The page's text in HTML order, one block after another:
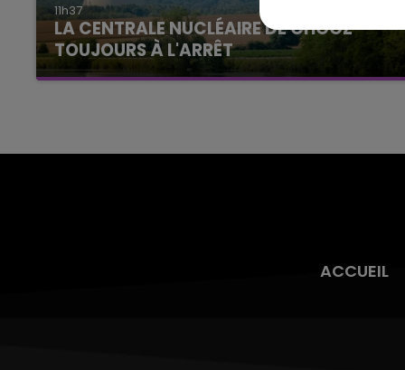
11h37
LA CENTRALE NUCLÉAIRE DE CHOOZ
TOUJOURS À L'ARRÊT
Cela fait déjà une semaine que la centrale
19h00 - 19h15
LA POP MACHINE -
ACCUEIL